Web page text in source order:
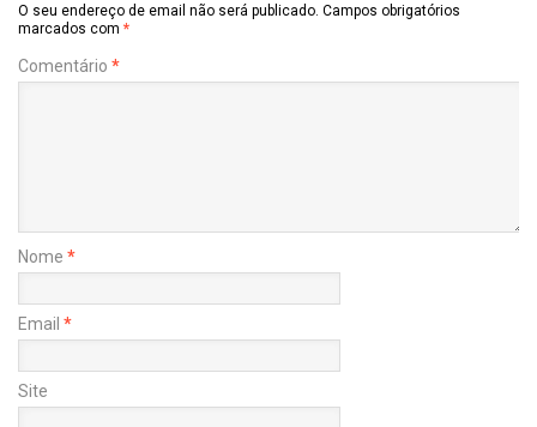
O seu endereço de email não será publicado. Campos obrigatórios
marcados com *
Comentário *
Nome *
Email *
Site